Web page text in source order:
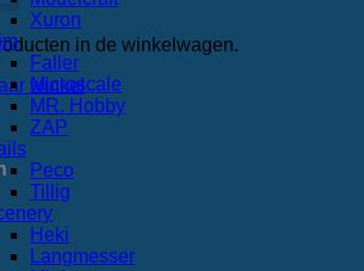
in de winkelwagen.
winkel
Xuron
Faller
Microscale
MR. Hobby
ZAP
Peco
Tillig
Heki
Langmesser